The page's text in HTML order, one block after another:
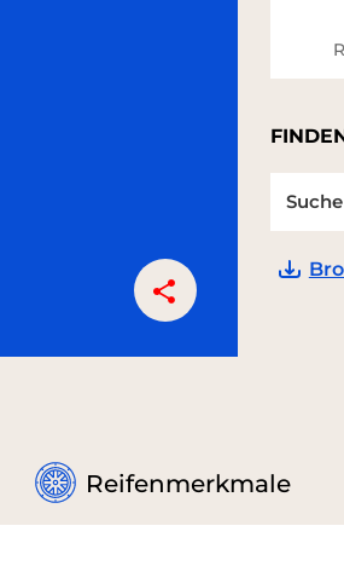
Reifenmerkmale